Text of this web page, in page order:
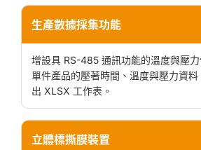
生產數據採集功能
增設具 RS-485 通訊功能的溫度與壓
單件產品的壓著時間、溫度與壓力資
出 XLSX 工作表。
立體標撕膜裝置